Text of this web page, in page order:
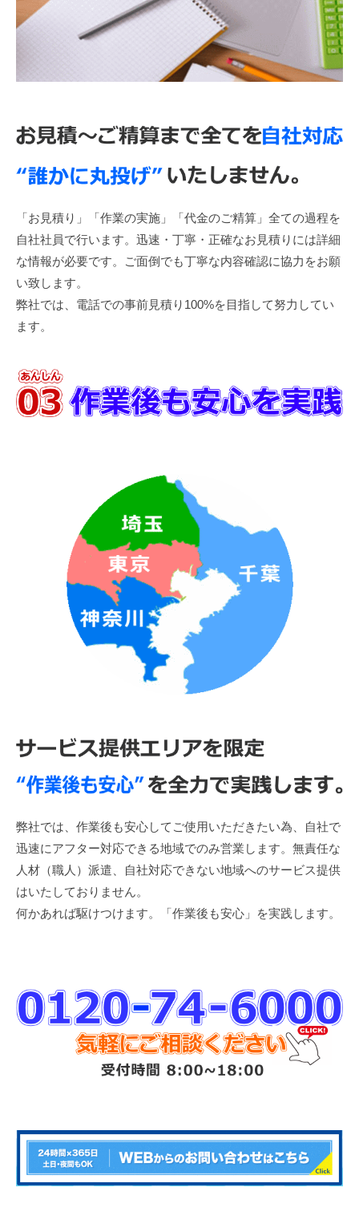
「お見積り」「作業の実施」「代金のご精算」全ての過程を
自社社員で行います。迅速・丁寧・正確なお見積りには詳細
な情報が必要です。ご面倒でも丁寧な内容確認に協力をお願
い致します。
弊社では、電話での事前見積り100%を目指して努力してい
ます。
弊社では、作業後も安心してご使用いただきたい為、自社で
迅速にアフター対応できる地域でのみ営業します。無責任な
人材（職人）派遣、自社対応できない地域へのサービス提供
はいたしておりません。
何かあれば駆けつけます。「作業後も安心」を実践します。